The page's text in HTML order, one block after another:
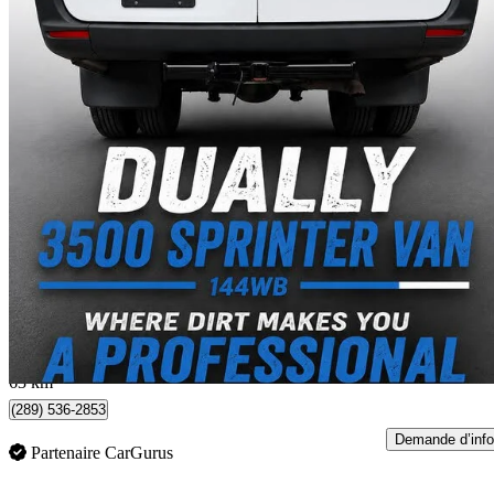
2021 Mercedes-Benz Sprinter
39 985 $ Affaire
701 $/mois env.
North York, ON
63 km
(289) 536-2853
Partenaire CarGurus
Demande d’info